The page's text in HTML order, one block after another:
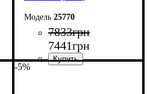
25770
7833грн
7441грн
-5%